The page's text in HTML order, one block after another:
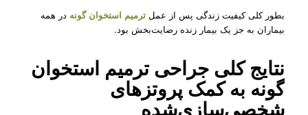
بطور کلی کیفیت زندگی پس از عمل ترمیم استخوان گونه در همه
بیماران به جز یک بیمار زنده رضایت‌بخش بود.
نتایج کلی جراحی ترمیم استخوان
گونه به کمک پروتزهای
شخصی‌سازی‌شده